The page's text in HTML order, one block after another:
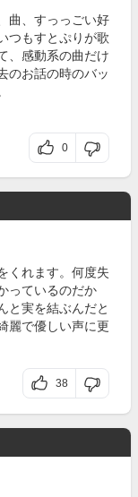
曲、すっっごい好
つもすとぷりが歌
、感動系の曲だけ
のお話の時のバッ
0
くれます。何度失
っているのだか
と実を結ぶんだと
麗で優しい声に更
38